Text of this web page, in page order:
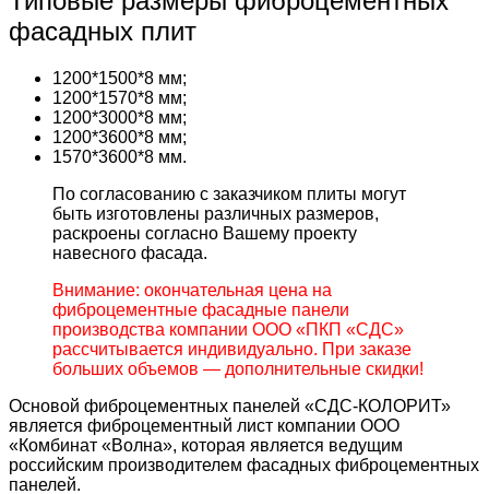
фасадных плит
1200*1500*8 мм;
1200*1570*8 мм;
1200*3000*8 мм;
1200*3600*8 мм;
1570*3600*8 мм.
По согласованию с заказчиком плиты могут
быть изготовлены различных размеров,
раскроены согласно Вашему проекту
навесного фасада.
Внимание: окончательная цена на
фиброцементные фасадные панели
производства компании ООО «ПКП «СДС»
рассчитывается индивидуально. При заказе
больших объемов — дополнительные скидки!
Основой фиброцементных панелей «СДС-КОЛОРИТ»
является фиброцементный лист компании ООО
«Комбинат «Волна», которая является ведущим
российским производителем фасадных фиброцементных
панелей.